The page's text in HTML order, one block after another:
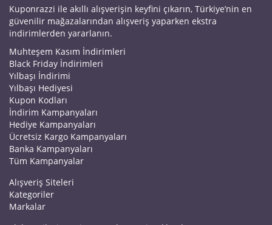
Kuponrazzi ile akıllı alışverişin keyfini çıkarın, Türkiye’nin en
güvenilir mağazalarından alışveriş yaparken ekstra
indirimlerden yararlanın.
Muhteşem Kasım İndirimleri
Black Friday İndirimleri
Yılbaşı İndirimi
Yılbaşı Hediyesi
Kupon Kodları
İndirim Kampanyaları
Hediye Kampanyaları
Ücretsiz Kargo Kampanyaları
Banka Kampanyaları
Tüm Kampanyalar
Alışveriş Siteleri
Kategoriler
Markalar